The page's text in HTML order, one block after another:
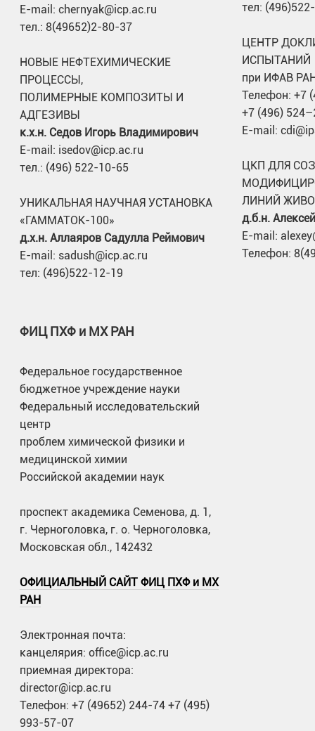
E-mail: chernyak@icp.ac.ru
тел.: 8(49652)2-80-37
НОВЫЕ НЕФТЕХИМИЧЕСКИЕ
ПРОЦЕССЫ,
ПОЛИМЕРНЫЕ КОМПОЗИТЫ И
АДГЕЗИВЫ
к.х.н. Седов Игорь Владимирович
E-mail: isedov@icp.ac.ru
тел.: (496) 522-10-65
УНИКАЛЬНАЯ НАУЧНАЯ УСТАНОВКА
«ГАММАТОК-100»
д.х.н. Аллаяров Садулла Реймович
E-mail: sadush@icp.ac.ru
тел: (496)522-12-19
тел:
ЦЕНТР
ИСПЫТАНИЙ
при ИФАВ
Телефон: +7
+7 (496)
E-mail:
ЦКП ДЛЯ
ЛИНИЙ
д.б.н.
E-mail:
Телефон:
ФИЦ ПХФ и МХ РАН
Федеральное государственное
бюджетное учреждение науки
Федеральный исследовательский
центр
проблем химической физики и
медицинской химии
Российской академии наук
проспект академика Семенова, д. 1,
г. Черноголовка, г. о. Черноголовка,
Московская обл., 142432
ОФИЦИАЛЬНЫЙ САЙТ ФИЦ ПХФ и МХ
РАН
Электронная почта:
канцелярия: office@icp.ac.ru
приемная директора:
director@icp.ac.ru
Телефон: +7 (49652) 244-74 +7 (495)
993-57-07